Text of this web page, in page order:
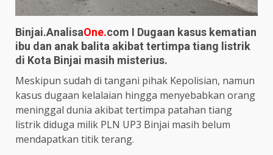
Binjai.AnalisaOne.com I Dugaan kasus kematian
ibu dan anak balita akibat tertimpa tiang listrik
di Kota Binjai masih misterius.
Meskipun sudah di tangani pihak Kepolisian, namun
kasus dugaan kelalaian hingga menyebabkan orang
meninggal dunia akibat tertimpa patahan tiang
listrik diduga milik PLN UP3 Binjai masih belum
mendapatkan titik terang.